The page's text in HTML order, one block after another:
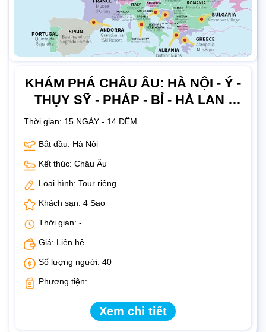
KHÁM PHÁ CHÂU ÂU: HÀ NỘI - Ý -
THỤY SỸ - PHÁP - BỈ - HÀ LAN -
ĐỨC 15 NGÀY
Thời gian: 15 NGÀY - 14 ĐÊM
Bắt đầu: Hà Nội
Kết thúc: Châu Âu
Loại hình: Tour riêng
Khách sạn: 4 Sao
Thời gian: -
Giá: Liên hệ
Số lượng người: 40
Phương tiện:
Xem chi tiết